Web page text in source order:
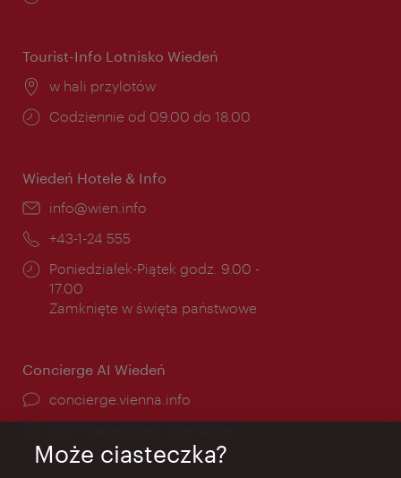
Tourist-Info Lotnisko Wiedeń
Miejsce:
w hali przylotów
Godziny
Codziennie od 09.00 do 18.00
Wiedeń Hotele & Info
E-
info@wien.info
Telefon:
+43-1-24 555
Godziny
otwarcia:
Poniedziałek-Piątek godz. 9.00 -
17.00
Zamknięte w święta państwowe
Concierge AI Wiedeń
concierge.vienna.info
Może ciasteczka?